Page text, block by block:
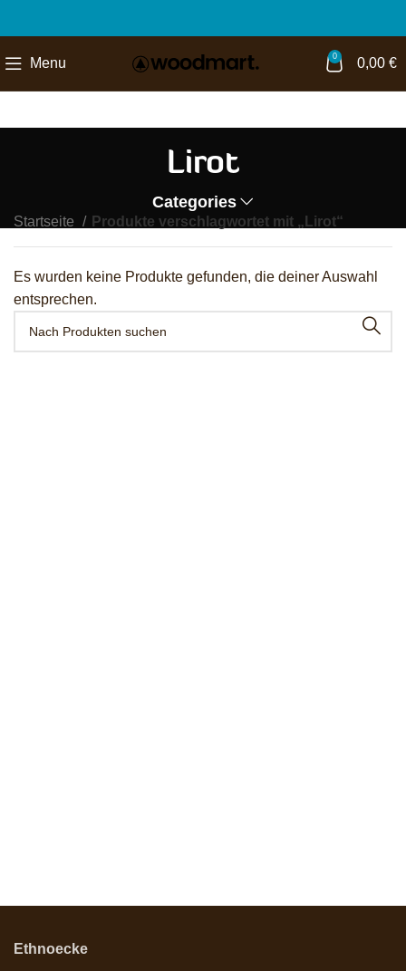
Menu 0 0,00 €
Lirot
Categories
Startseite Produkte verschlagwortet mit „Lirot“
Es wurden keine Produkte gefunden, die deiner Auswahl
entsprechen.
Ethnoecke